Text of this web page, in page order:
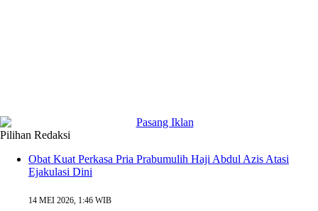
Pilihan Redaksi
Obat Kuat Perkasa Pria Prabumulih Haji Abdul Azis Atasi
Ejakulasi Dini
14 MEI 2026, 1:46 WIB